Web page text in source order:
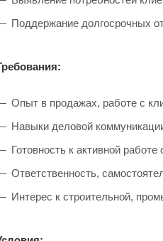
Поддержание долгосрочных
Опыт в продажах, работе с
Навыки деловой
Готовность к активной
Ответственность,
Интерес к строительной,